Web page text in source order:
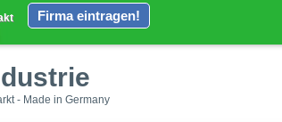
Firma eintragen!
- Made in Germany